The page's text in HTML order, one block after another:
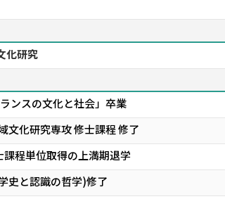
化研究
ンスの文化と社会」卒業
文化研究専攻 修士課程 修了
程単位取得の上満期退学
史と認識の哲学)修了